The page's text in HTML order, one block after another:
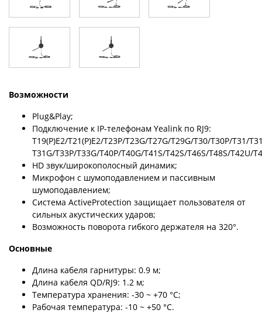
Возможности
Plug&Play;
Подключение к IP-телефонам Yealink по RJ9:
T19(P)E2/T21(P)E2/T23P/T23G/T27G/T29G/T30/T30P/T31/
T31G/T33P/T33G/T40P/T40G/T41S/T42S/T46S/T48S/
HD звук/широкополосный динамик;
Микрофон с шумоподавлением и пассивным
шумоподавлением;
Система ActiveProtection защищает пользователя от
сильных акустических ударов;
Возможность поворота гибкого держателя на 320°.
Основные
Длина кабеля гарнитуры: 0.9 м;
Длина кабеля QD/RJ9: 1.2 м;
Температура хранения: -30 ~ +70 °C;
Рабочая температура: -10 ~ +50 °C.